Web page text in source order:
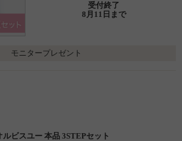
受付終了
8月11日まで
モニタープレゼント
ルビスユー 本品 3STEPセット